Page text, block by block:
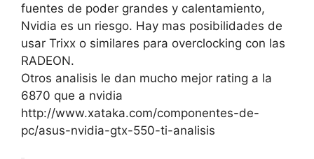
fuentes de poder grandes y calentamiento,
Nvidia es un riesgo. Hay mas posibilidades de
usar Trixx o similares para overclocking con las
RADEON.
Otros analisis le dan mucho mejor rating a la
6870 que a nvidia
http://www.xataka.com/componentes-de-
pc/asus-nvidia-gtx-550-ti-analisis